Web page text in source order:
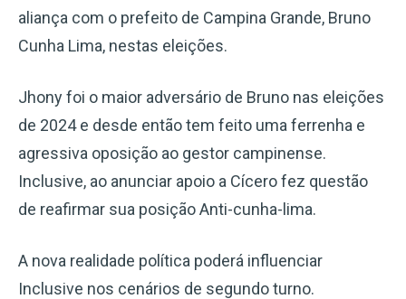
aliança com o prefeito de Campina Grande, Bruno
Cunha Lima, nestas eleições.
Jhony foi o maior adversário de Bruno nas eleições
de 2024 e desde então tem feito uma ferrenha e
agressiva oposição ao gestor campinense.
Inclusive, ao anunciar apoio a Cícero fez questão
de reafirmar sua posição Anti-cunha-lima.
A nova realidade política poderá influenciar
Inclusive nos cenários de segundo turno.